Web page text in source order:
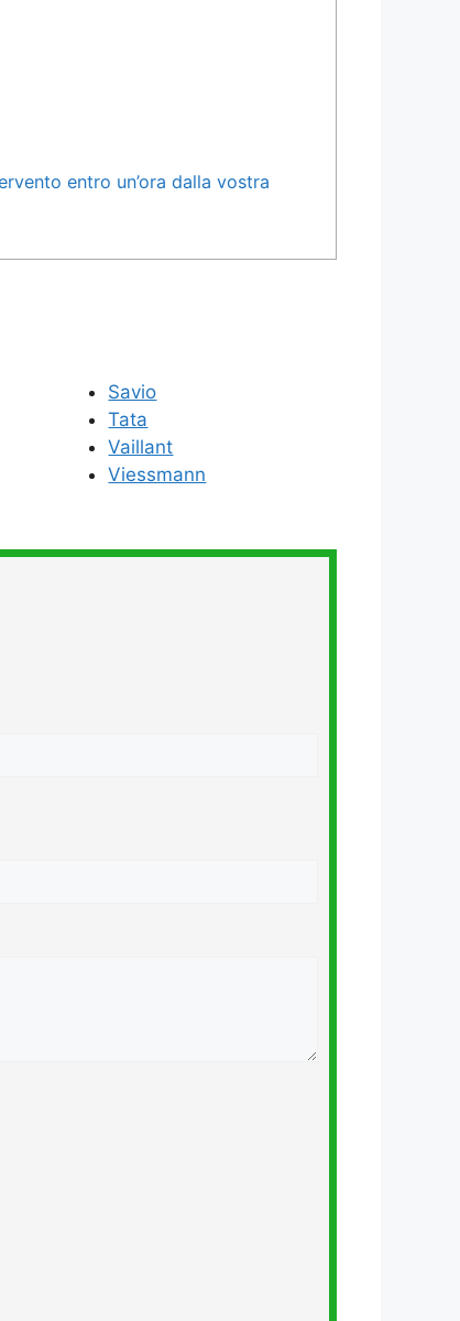
entro un’ora dalla vostra
Savio
Tata
Vaillant
Viessmann